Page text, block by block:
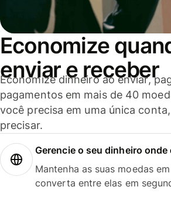
Economize
enviar e receber
Economize dinheiro ao enviar,
pagamentos em mais de 40
você precisa em uma única
precisar.
Gerencie o seu dinheiro onde
Mantenha as suas moedas
converta entre elas em